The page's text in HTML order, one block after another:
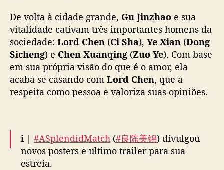
p
o
i
S
h
a
A
S
2026
De volta à cidade grande, Gu Jinzhao e sua
vitalidade cativam três importantes homens da
sociedade: Lord Chen (Ci Sha), Ye Xian (Dong
Sicheng) e Chen Xuanqing (Zuo Ye). Com base
em sua própria visão do que é o amor, ela
acaba se casando com Lord Chen, que a
respeita como pessoa e valoriza suas opiniões.
ℹ️ | #ASplendidMatch (#良陈美锦) divulgou
novos posters e ultimo trailer para sua
estreia.